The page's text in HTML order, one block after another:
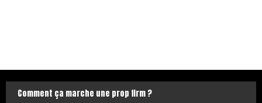
Comment ça marche une prop firm ?